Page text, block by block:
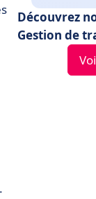
Découvrez
Gestion de